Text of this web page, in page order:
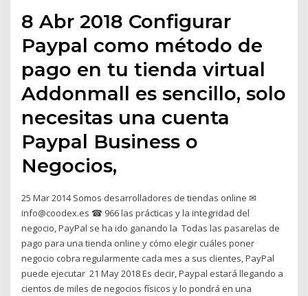
8 Abr 2018 Configurar
Paypal como método de
pago en tu tienda virtual
Addonmall es sencillo, solo
necesitas una cuenta
Paypal Business o
Negocios,
25 Mar 2014 Somos desarrolladores de tiendas online ✉
info@coodex.es ☎ 966 las prácticas y la integridad del
negocio, PayPal se ha ido ganando la Todas las pasarelas de
pago para una tienda online y cómo elegir cuáles poner
negocio cobra regularmente cada mes a sus clientes, PayPal
puede ejecutar 21 May 2018 Es decir, Paypal estará llegando a
cientos de miles de negocios físicos y lo pondrá en una